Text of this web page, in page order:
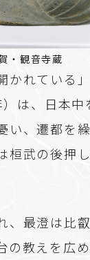
・観音寺蔵
かれている
は、日本中
い、遷都を
武の後押
、最澄は比
教えを広め